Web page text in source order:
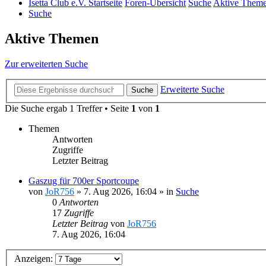
Isetta Club e.V. Startseite Foren-Übersicht SucheAktive
Suche
Aktive Themen
Zur erweiterten Suche
Suche
Erweiterte Suche
Die Suche ergab 1 Treffer • Seite 1 von 1
Themen
Antworten
Zugriffe
Letzter Beitrag
Gaszug für 700er Sportcoupe
von JoR756 » 7. Aug 2026, 16:04 » in Suche
0 Antworten
17 Zugriffe
Letzter Beitrag von JoR756
7. Aug 2026, 16:04
Anzeigen: